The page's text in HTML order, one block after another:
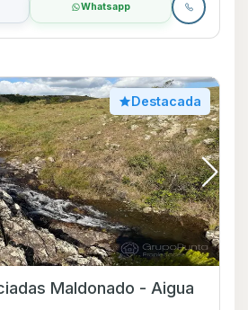
Whatsapp
Destacada
Chacras Financiadas Maldonado - Aigua